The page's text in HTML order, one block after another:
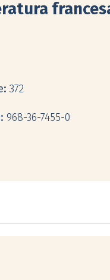
372
968-36-7455-0